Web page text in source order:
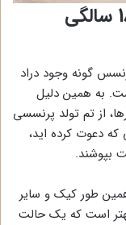
1. تم تولد پرنسسی برای تولد 18 سالگی
گونه وجود دراد
به همین دلیل
تولد 18 سالگی دخترها، از تم تولد پرنسسی
که دعوت کرده اید،
بپوشند.
طور کیک و سایر
است که یک حالت